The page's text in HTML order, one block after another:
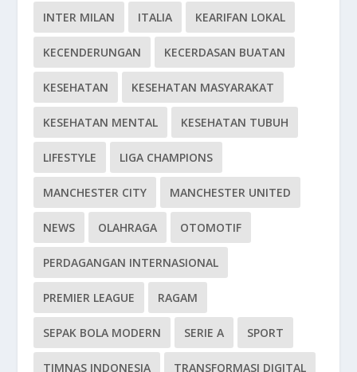
INTER MILAN ITALIA KEARIFAN LOKAL
KECENDERUNGAN KECERDASAN BUATAN
KESEHATAN KESEHATAN MASYARAKAT
KESEHATAN MENTAL KESEHATAN TUBUH
LIFESTYLE LIGA CHAMPIONS
MANCHESTER CITY MANCHESTER UNITED
NEWS OLAHRAGA OTOMOTIF
PERDAGANGAN INTERNASIONAL
PREMIER LEAGUE RAGAM
SEPAK BOLA MODERN SERIE A SPORT
TIMNAS INDONESIA TRANSFORMASI DIGITAL